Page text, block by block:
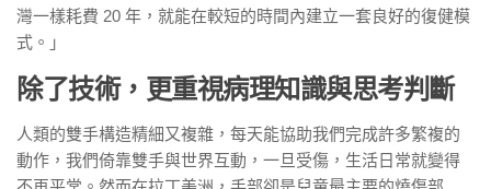
灣一樣耗費 20 年，就能在較短的時間內建立一套良好的復健模
式。」
除了技術，更重視病理知識與思考判斷
人類的雙手構造精細又複雜，每天能協助我們完成許多繁複的
動作，我們倚靠雙手與世界互動，一旦受傷，生活日常就變得